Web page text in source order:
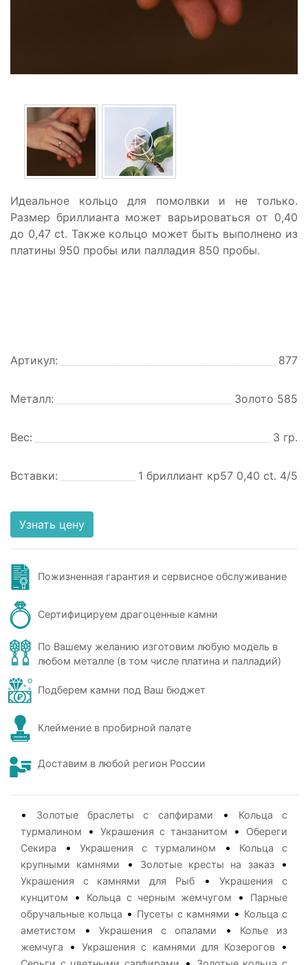
Идеальное кольцо для помолвки и не только.
Размер бриллианта может варьироваться от 0,40
до 0,47 ct. Также кольцо может быть выполнено из
платины 950 пробы или палладия 850 пробы.
Артикул: 877
Металл: Золото 585
Вес: 3 гр.
Вставки: 1 бриллиант кр57 0,40 ct. 4/5
Узнать цену
Пожизненная гарантия и сервисное обслуживание
Сертифицируем драгоценные камни
По Вашему желанию изготовим любую модель в
любом металле (в том числе платина и палладий)
Подберем камни под Ваш бюджет
Клеймение в пробирной палате
Доставим в любой регион России
• Золотые браслеты с сапфирами •
Кольца с
турмалином
• Украшения с танзанитом •
Обереги
Секира
•Украшения с турмалином •
Кольца с
крупными камнями
• Золотые кресты на заказ•
Украшения с камнями для Рыб•Украшения с
кунцитом
• Кольца с черным жемчугом •
Парные
обручальные кольца • Пусеты с камнями • Кольца с
аметистом
•Украшения с опалами •
Колье из
жемчуга
•Украшения с камнями для Козерогов•